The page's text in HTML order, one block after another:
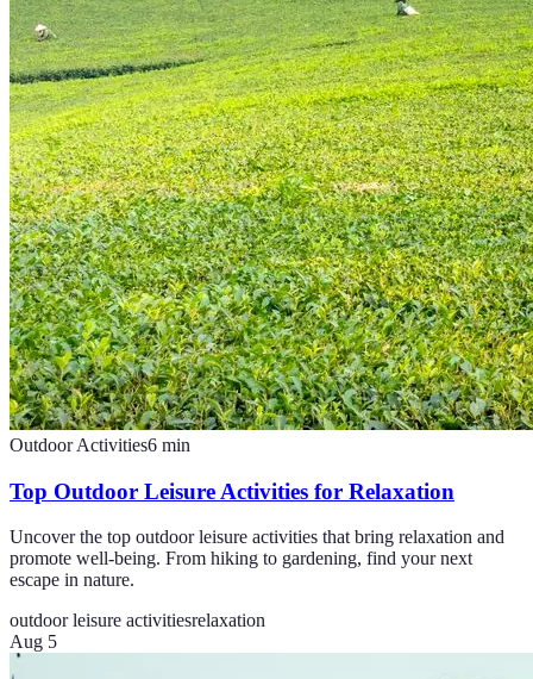
Outdoor Activities6 min
Top Outdoor Leisure Activities for Relaxation
Uncover the top outdoor leisure activities that bring relaxation and
promote well-being. From hiking to gardening, find your next
escape in nature.
outdoor leisure activitiesrelaxation
Aug 5